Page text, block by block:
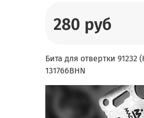
280 руб
Бита для отвертки
131766BHN